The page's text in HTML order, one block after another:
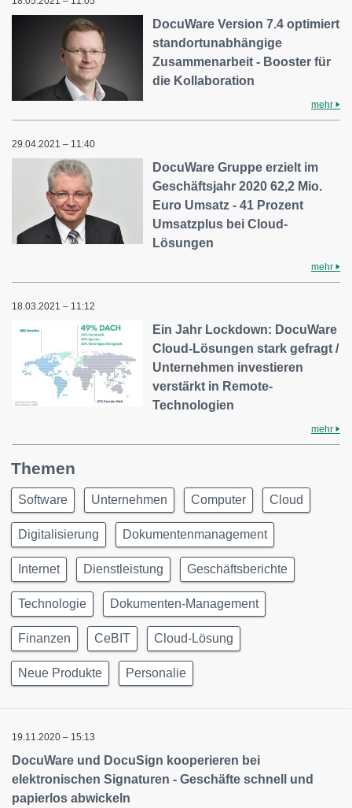
DocuWare Version 7.4 optimiert
standortunabhängige
Zusammenarbeit - Booster für
die Kollaboration
mehr
29.04.2021 – 11:40
DocuWare Gruppe erzielt im
Geschäftsjahr 2020 62,2 Mio.
Euro Umsatz - 41 Prozent
Umsatzplus bei Cloud-
Lösungen
mehr
18.03.2021 – 11:12
Ein Jahr Lockdown: DocuWare
Cloud-Lösungen stark gefragt /
Unternehmen investieren
verstärkt in Remote-
Technologien
mehr
Themen
Software Unternehmen Computer Cloud
Digitalisierung Dokumentenmanagement
Internet Dienstleistung Geschäftsberichte
Technologie Dokumenten-Management
Finanzen CeBIT Cloud-Lösung
Neue Produkte Personalie
19.11.2020 – 15:13
DocuWare und DocuSign kooperieren bei
elektronischen Signaturen - Geschäfte schnell und
papierlos abwickeln